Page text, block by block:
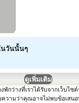
นวันนั้นๆ
ดูเพิ่มเติม
พักว่างที่เราได้รับจากเว็บไซ
ความว่าคุณอาจไม่พบข้อเสน